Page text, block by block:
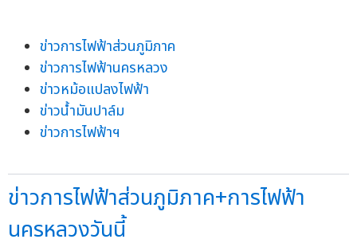
ข่าวการไฟฟ้าส่วนภูมิภาค
ข่าวการไฟฟ้านครหลวง
ข่าวหม้อแปลงไฟฟ้า
ข่าวน้ำมันปาล์ม
ข่าวการไฟฟ้าฯ
ข่าวการไฟฟ้าส่วนภูมิภาค+การไฟฟ้า
นครหลวงวันนี้